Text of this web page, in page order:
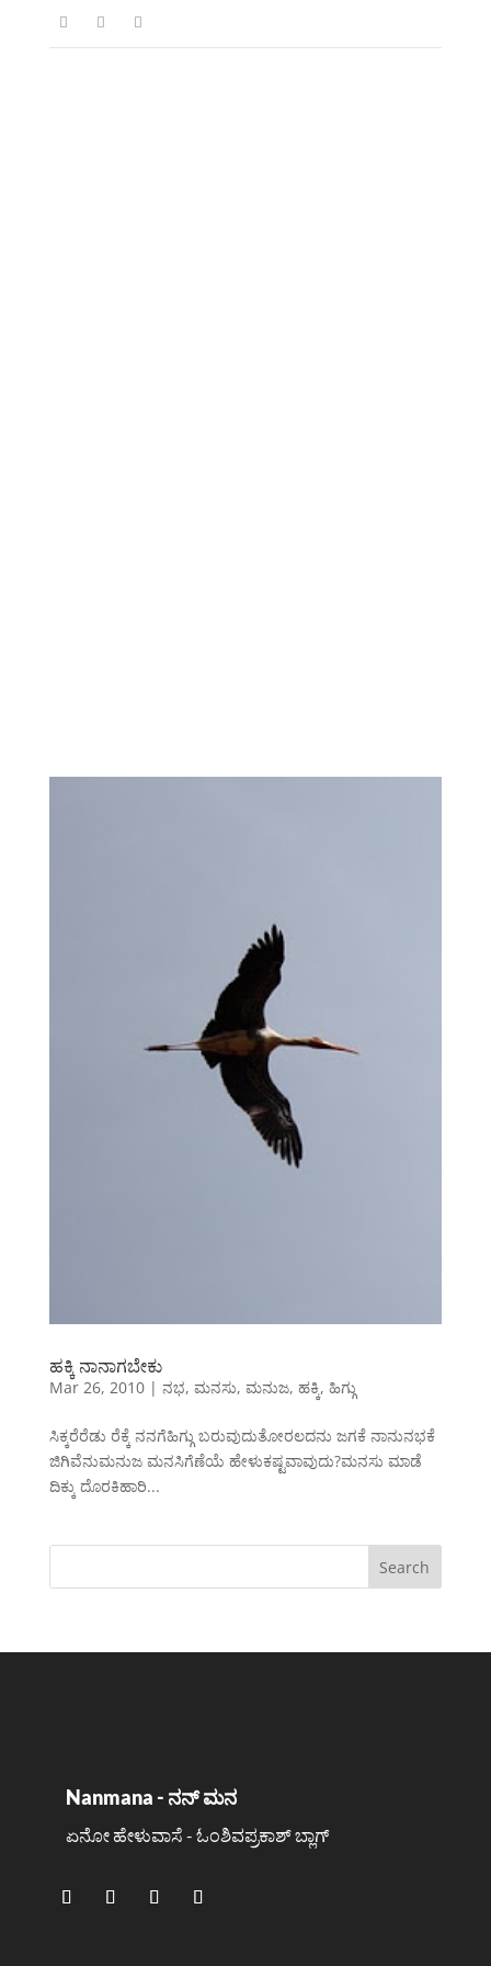
ಹಕ್ಕಿ ನಾನಾಗಬೇಕು
Mar 26, 2010| ನಭ, ಮನಸು, ಮನುಜ, ಹಕ್ಕಿ, ಹಿಗ್ಗು
ಸಿಕ್ಕರೆರೆಡು ರೆಕ್ಕೆ ನನಗೆಹಿಗ್ಗು ಬರುವುದುತೋರಲದನು ಜಗಕೆ ನಾನುನಭಕೆ
ಜಿಗಿವೆನುಮನುಜ ಮನಸಿಗೆಣೆಯೆ ಹೇಳುಕಷ್ಟವಾವುದು?ಮನಸು ಮಾಡೆ
ದಿಕ್ಕು ದೊರಕಿಹಾರಿ...
Nanmana - ನನ್ ಮನ
ಏನೋ ಹೇಳುವಾಸೆ - ಓಂಶಿವಪ್ರಕಾಶ್ ಬ್ಲಾಗ್